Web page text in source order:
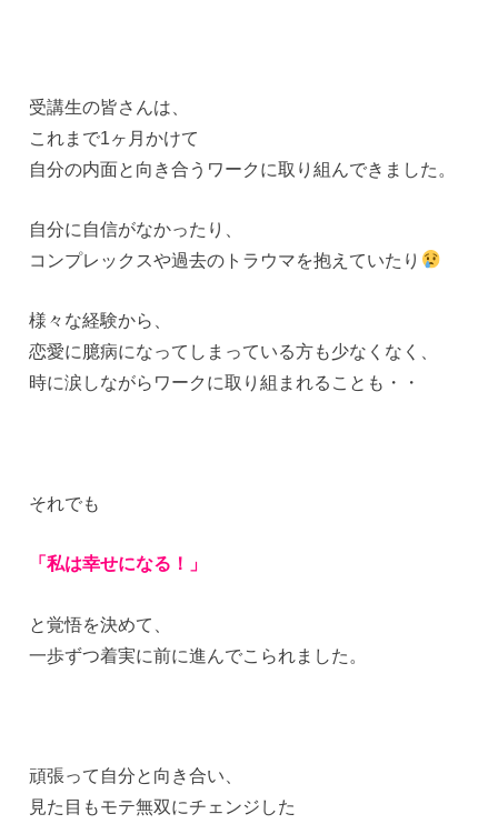
受講生の皆さんは、
これまで1ヶ月かけて
自分の内面と向き合うワークに取り組んできました。
自分に自信がなかったり、
コンプレックスや過去のトラウマを抱えていたり
様々な経験から、
恋愛に臆病になってしまっている方も少なくなく、
時に涙しながらワークに取り組まれることも・・
それでも
「私は幸せになる！」
と覚悟を決めて、
一歩ずつ着実に前に進んでこられました。
頑張って自分と向き合い、
見た目もモテ無双にチェンジした